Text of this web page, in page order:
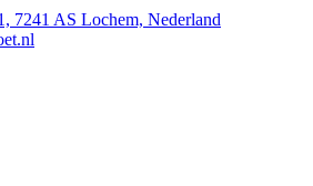
7241 AS Lochem, Nederland